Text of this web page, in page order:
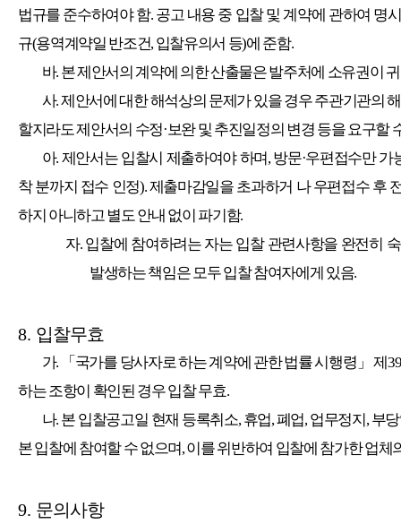
법규를 준수하여야 함. 공고 내용 중 입찰 및 계약에 관하여 명
규(용역계약일 반조건,입찰유의서 등)에 준함.
바. 본 제안서의 계약에 의한 산출물은 발주처에 소유권이
사.제안서에 대한 해석상의 문제가 있을 경우 주관기관의
할지라도 제안서의 수정·보완 및 추진일정의 변경 등을 요구할
아. 제안서는 입찰시 제출하여야 하며,방문·우편접수만 가
착 분까지 접수 인정).제출마감일을 초과하거 나 우편접수 후
하지 아니하고 별도 안내 없이 파기함.
자. 입찰에 참여하려는 자는 입찰 관련사항을 완전히
발생하는 책임은 모두 입찰 참여자에게 있음.
8. 입찰무효
가. 「 국가를 당사자로 하는 계약에 관한 법률 시행령 」제39
하는 조항이 확인된 경우 입찰 무효.
나. 본 입찰공고일 현재 등록취소,휴업,폐업,업무정지,부
본 입찰에 참여할 수 없으며,이를 위반하여 입찰에 참가한 업체
9. 문의사항